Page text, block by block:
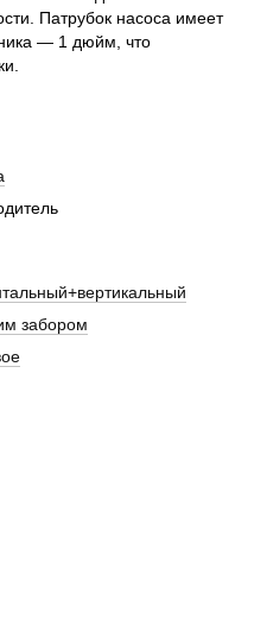
Патрубок насоса имеет
— 1 дюйм, что
забором